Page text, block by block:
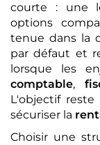
courte : une
options
tenue dans la
par défaut et
lorsque les
comptable,
L'objectif
sécuriser la
Choisir une